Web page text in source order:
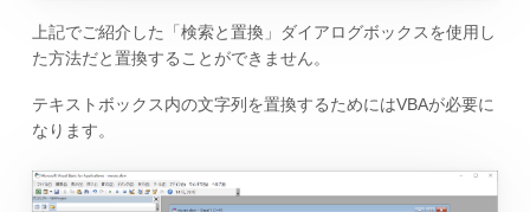
上記でご紹介した「検索と置換」ダイアログボックスを使用し
た方法だと置換することができません。
テキストボックス内の文字列を置換するためにはVBAが必要に
なります。